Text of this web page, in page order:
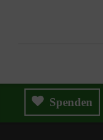
Spenden